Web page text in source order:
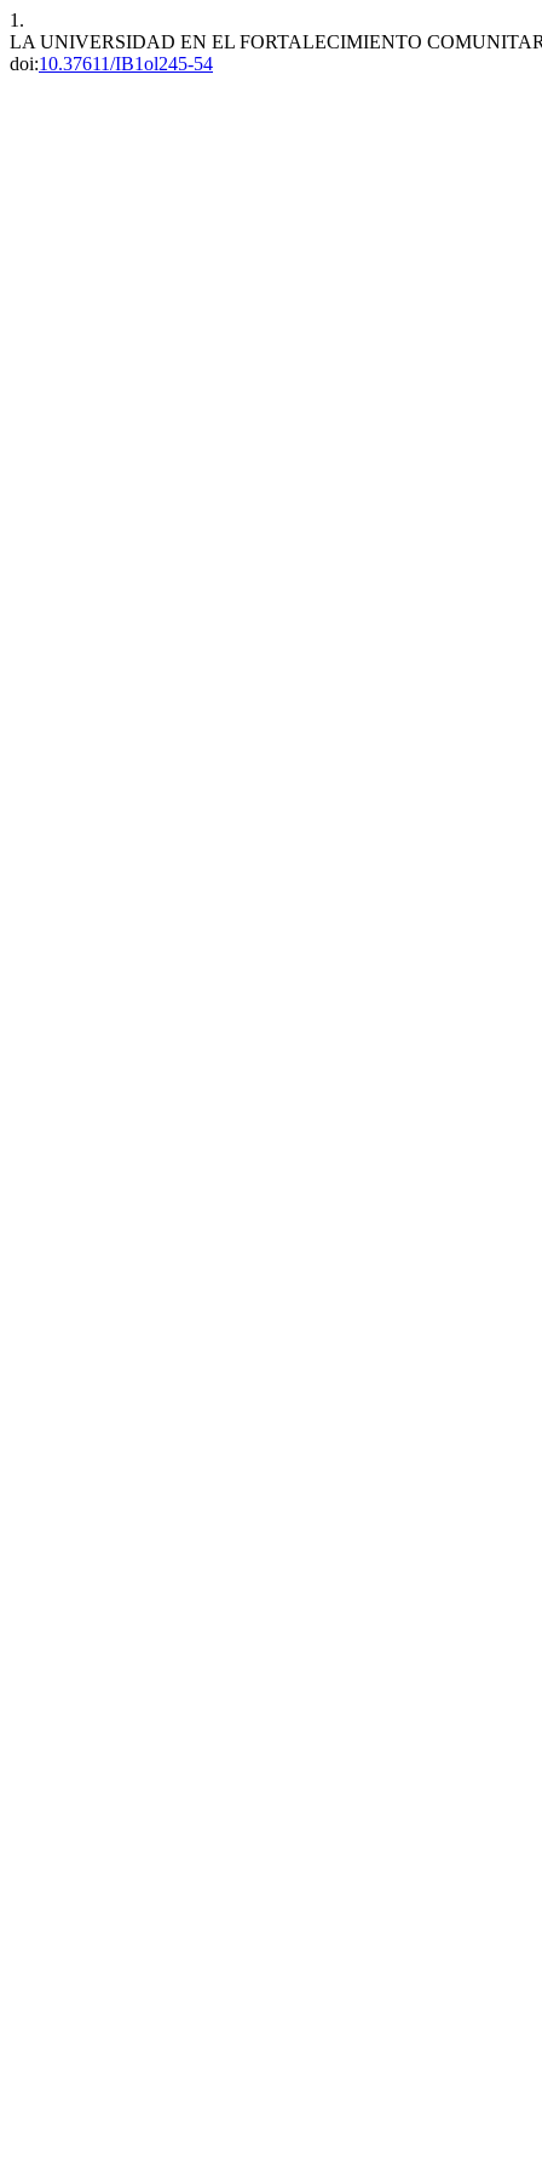
1.
LA UNIVERSIDAD EN EL FORTALECIMIENTO
doi:10.37611/IB1ol245-54